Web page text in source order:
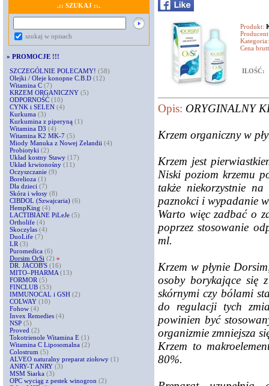
.:: SZUKAJ ::.
szukaj w opisach
» PROMOCJE !!!
SZCZEGÓLNIE POLECAMY! (58)
Olejki / Oleje konopne C.B.D (12)
Witamina C (7)
KRZEM ORGANICZNY (5)
ODPORNOŚĆ (10)
CYNK i SELEN (4)
Kurkuma (3)
Kurkumina z piperyną (1)
Witamina D3 (4)
Witamina K2 MK-7 (5)
Miody Manuka z Nowej Zelandii (4)
Probiotyki (2)
Układ kostny Stawy (17)
Układ krwionośny (11)
Oczyszczanie (9)
Borelioza (1)
Dla dzieci (7)
Skóra i włosy (8)
CIBDOL (Szwajcaria) (6)
HempKing (4)
LACTIBIANE PiLeJe (5)
Ortholife (4)
Skoczylas (4)
DuoLife (7)
LR (3)
Puromedica (6)
Dorsim OrSi (2) »
DR. JACOB'S (16)
MITO–PHARMA (13)
FORMOR (5)
FINCLUB (53)
IMMUNOCAL i GSH (2)
COLWAY (10)
Fohow (4)
Invex Remedies (4)
NSP (5)
Proved (2)
Tokotrienole Witamina E (1)
Witamina C Liposomalna (2)
Colostrum (5)
ALVEO naturalny preparat ziołowy (1)
ANRY-T ANRY (3)
MSM Siarka (3)
OPC wyciąg z pestek winogron (2)
Produkt:
Kategoria:
Cena
ILOŚĆ:
Opis: ORYGINALNY
Krzem organiczny w
Krzem jest
Niski poziom krzemu
także niekorzystnie
paznokci i wypadanie
Warto więc zadbać o
poprzez stosowanie
ml.
Krzem w płynie
osoby borykające się
skórnymi czy bólami
do regulacji tych
powinien być
organizmie zmniejsza
Krzem to
80%.